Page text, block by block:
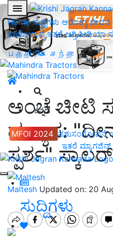
Home ಸುದ್ದಿಗಳು ಆರೋಗ್ಯ ಜೀವನ
ಯಶೋಗಾಥೆ ಇತರೆ ಅಗ್ರಿಪೀಡಿಯಾ
பத்திரிகை சந்தா
ಕನ್ನಡ
MFOI 2024 ಪಶುಸಂಗೋಪನೆ
ಇತರೆ ಮ್ಯಾಗಜಿನ್‌
ಸುದ್ದಿಗಳು
ಅಂಚೆ ಚೀಟಿ
ಹವ್ಯಾಸ:
ಸ್ಪರ್ಶ"
Maltesh Updated on: 20